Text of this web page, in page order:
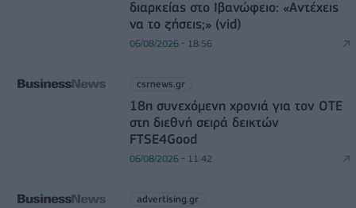
διαρκείας στο Ιβανώφειο: «Αντέχεις
να το ζήσεις;» (vid)
06/08/2026 - 18:56
csrnews.gr
18η συνεχόμενη χρονιά για τον ΟΤΕ
στη διεθνή σειρά δεικτών
FTSE4Good
06/08/2026 - 11:42
advertising.gr